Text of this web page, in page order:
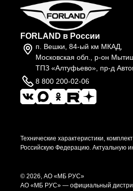
FORLAND в России
п. Вешки, 84-ый км МКАД,
Московская обл., р-он
ТПЗ «Алтуфьево», пр-д
8 800 200-02-06
Технические характеристики,
Российскую Федерацию. Актуальную
© 2026, АО «МБ РУС»
АО «МБ РУС» — официальный